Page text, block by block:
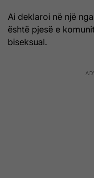
Ai deklaroi në një
është pjesë e
biseksual.